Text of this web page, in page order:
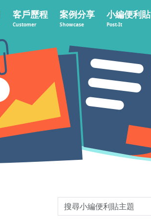
客戶歷程
Customer
案例分享
Showcase
小編便利貼
Post-It